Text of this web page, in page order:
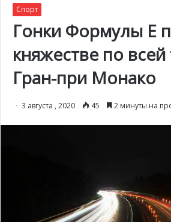
Спорт
Гонки Формулы Е
княжестве по всей
Гран-при Монако
3 августа , 2020 45 2 минуты на